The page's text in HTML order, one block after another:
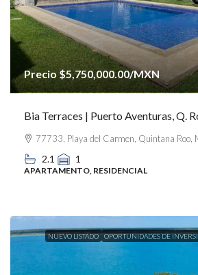
Precio$5,750,000.00/MXN
Bia Terraces | Puerto Aventuras, Q.
77733, Playa del Carmen, Quintana Roo,
2.1 1
APARTAMENTO, RESIDENCIAL
NUEVO LISTADO OPORTUNIDADES DE